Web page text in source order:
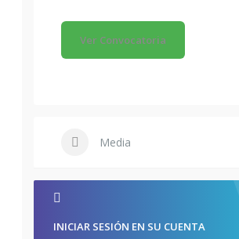
Ver Convocatoria
Media
INICIAR SESIÓN EN SU CUENTA